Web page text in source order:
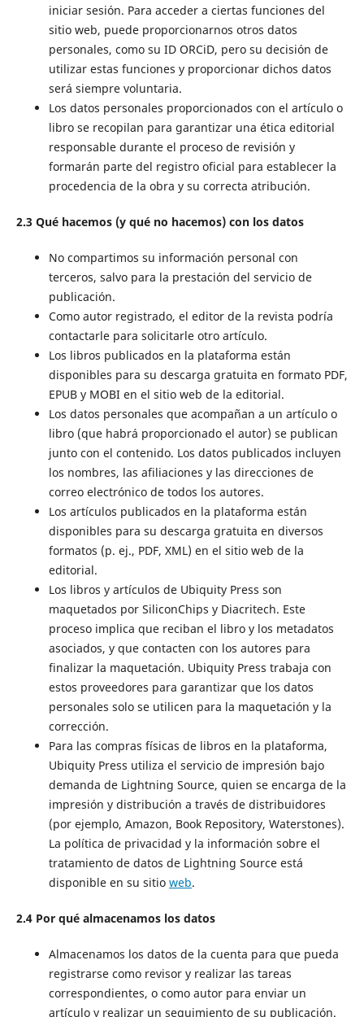
iniciar sesión. Para acceder a ciertas funciones del
sitio web, puede proporcionarnos otros datos
personales, como su ID ORCiD, pero su decisión de
utilizar estas funciones y proporcionar dichos datos
será siempre voluntaria.
Los datos personales proporcionados con el artículo o
libro se recopilan para garantizar una ética editorial
responsable durante el proceso de revisión y
formarán parte del registro oficial para establecer la
procedencia de la obra y su correcta atribución.
2.3 Qué hacemos (y qué no hacemos) con los datos
No compartimos su información personal con
terceros, salvo para la prestación del servicio de
publicación.
Como autor registrado, el editor de la revista podría
contactarle para solicitarle otro artículo.
Los libros publicados en la plataforma están
disponibles para su descarga gratuita en formato PDF,
EPUB y MOBI en el sitio web de la editorial.
Los datos personales que acompañan a un artículo o
libro (que habrá proporcionado el autor) se publican
junto con el contenido. Los datos publicados incluyen
los nombres, las afiliaciones y las direcciones de
correo electrónico de todos los autores.
Los artículos publicados en la plataforma están
disponibles para su descarga gratuita en diversos
formatos (p. ej., PDF, XML) en el sitio web de la
editorial.
Los libros y artículos de Ubiquity Press son
maquetados por SiliconChips y Diacritech. Este
proceso implica que reciban el libro y los metadatos
asociados, y que contacten con los autores para
finalizar la maquetación. Ubiquity Press trabaja con
estos proveedores para garantizar que los datos
personales solo se utilicen para la maquetación y la
corrección.
Para las compras físicas de libros en la plataforma,
Ubiquity Press utiliza el servicio de impresión bajo
demanda de Lightning Source, quien se encarga de la
impresión y distribución a través de distribuidores
(por ejemplo, Amazon, Book Repository, Waterstones).
La política de privacidad y la información sobre el
tratamiento de datos de Lightning Source está
disponible en su sitio web.
2.4 Por qué almacenamos los datos
Almacenamos los datos de la cuenta para que pueda
registrarse como revisor y realizar las tareas
correspondientes, o como autor para enviar un
artículo y realizar un seguimiento de su publicación.